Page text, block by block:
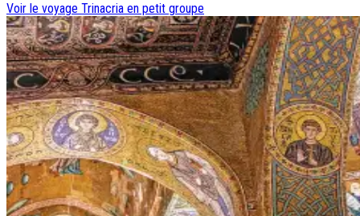
Voir le voyage Trinacria en petit groupe